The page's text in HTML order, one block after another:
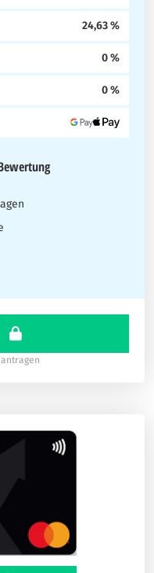
24,63 %
0 %
0 %